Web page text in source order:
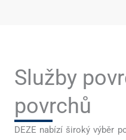
Služby
povrchů
DEZE nabízí široký výběr